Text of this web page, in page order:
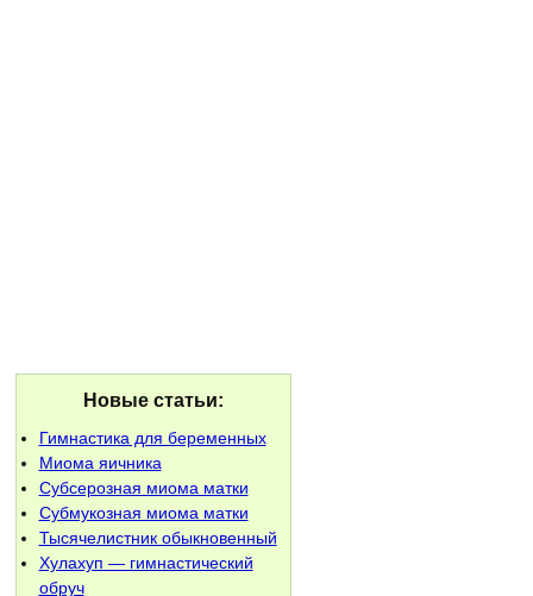
Новые статьи:
Гимнастика для беременных
Миома яичника
Субсерозная миома матки
Субмукозная миома матки
Тысячелистник обыкновенный
Хулахуп — гимнастический
обруч